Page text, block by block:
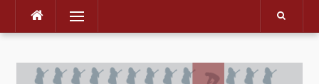
Skip
Menu